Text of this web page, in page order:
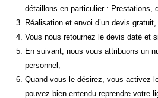
détaillons en particulier : Prestations,
Réalisation et envoi d’un devis gratuit,
Vous nous retournez le devis daté et
En suivant, nous vous attribuons un
personnel,
Quand vous le désirez, vous activez
pouvez bien entendu reprendre votre